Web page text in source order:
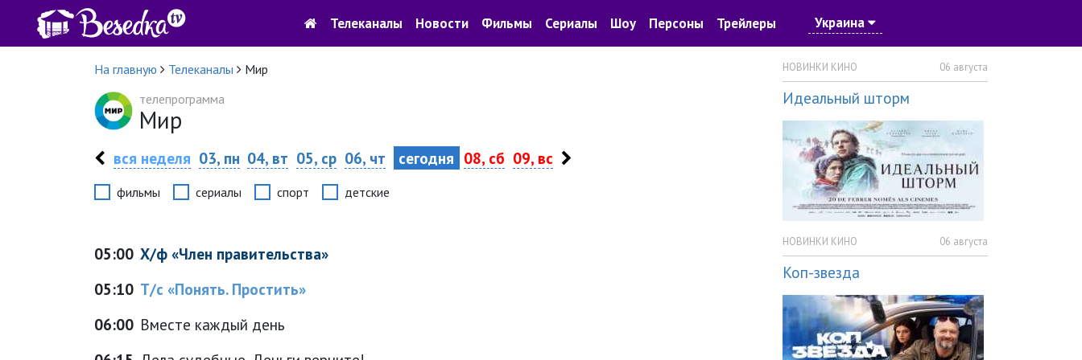
Телеканалы Новости Фильмы Сериалы Шоу Персоны Трейлеры Украина
На главную Телеканалы
Мир
телепрограмма
Мир
вся неделя 03, пн 04, вт 05, ср 06, чт сегодня 08, сб 09, вс
фильмы сериалы спорт детские
05:00 Х/ф «Член правительства»
05:10 Т/с «Понять. Простить»
06:00 Вместе каждый день
НОВИНКИ КИНО 06 августа
Идеальный шторм
НОВИНКИ КИНО 06 августа
Коп-звезда